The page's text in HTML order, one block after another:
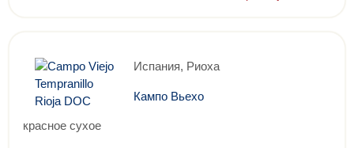
Испания, Риоха
Кампо Вьехо
красное сухое